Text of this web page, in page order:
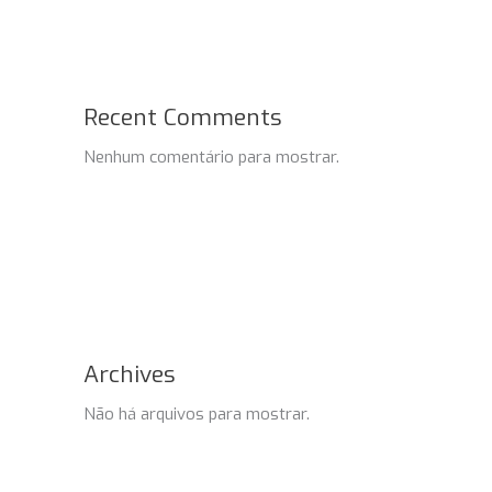
Recent Comments
Nenhum comentário para mostrar.
Archives
Não há arquivos para mostrar.